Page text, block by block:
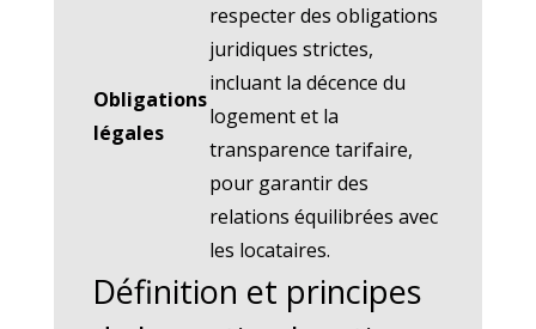
Obligations
légales
respecter des obligations
juridiques strictes,
incluant la décence du
logement et la
transparence tarifaire,
pour garantir des
relations équilibrées avec
les locataires.
Définition et principes